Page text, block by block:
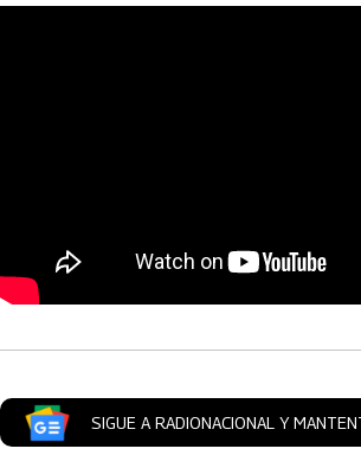
Artículos Player
SIGUE A RADIONACIONAL Y